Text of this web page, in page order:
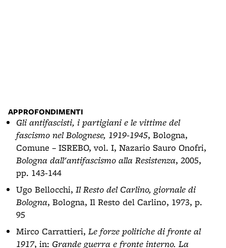
APPROFONDIMENTI
Gli antifascisti, i partigiani e le vittime del
fascismo nel Bolognese, 1919-1945, Bologna,
Comune – ISREBO, vol. I, Nazario Sauro Onofri,
Bologna dall'antifascismo alla Resistenza, 2005,
pp. 143-144
Ugo Bellocchi, Il Resto del Carlino, giornale di
Bologna, Bologna, Il Resto del Carlino, 1973, p.
95
Mirco Carrattieri, Le forze politiche di fronte al
1917, in: Grande guerra e fronte interno. La